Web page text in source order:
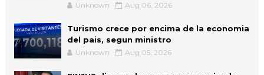
Unknown Aug 06, 2026
Turismo crece por encima de la economia
del pais, segun ministro
Unknown Aug 05, 2026